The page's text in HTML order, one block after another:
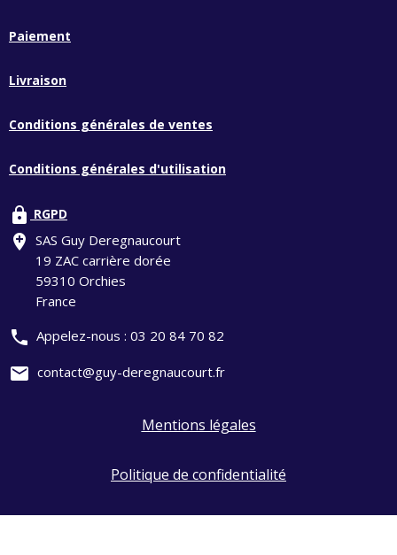
Paiement
Livraison
Conditions générales de ventes
Conditions générales d'utilisation
lock RGPD
add_location SAS Guy Deregnaucourt
19 ZAC carrière dorée
59310 Orchies
France
phone Appelez-nous : 03 20 84 70 82
mail contact@guy-deregnaucourt.fr
Mentions légales
Politique de confidentialité